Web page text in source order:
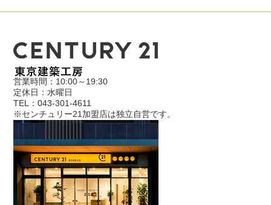
営業時間：10:00～19:30
定休日：水曜日
TEL：043-301-4611
※センチュリー21加盟店は独立自営です。